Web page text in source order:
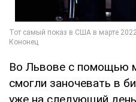
Во Львове с помощью
смогли заночевать в
уже на следующий